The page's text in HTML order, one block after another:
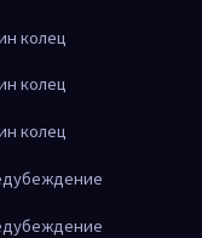
колец
колец
колец